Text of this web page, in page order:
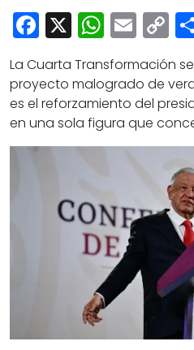
Policíaca
Cultura
Deportes
Opinión
Facebook
X
La Cuarta Transformación
proyecto malogrado de
es el reforzamiento del
en una sola figura que